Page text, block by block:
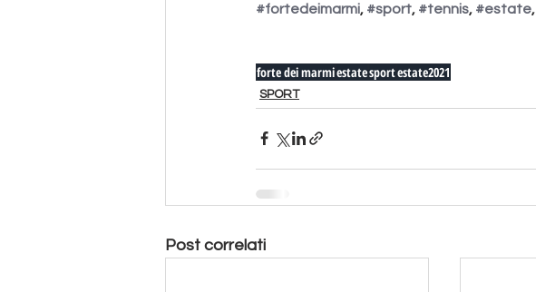
#fortedeimarmi, #sport, #tennis, #estate,
forte dei marmiestatesportestate2021
SPORT
Post correlati